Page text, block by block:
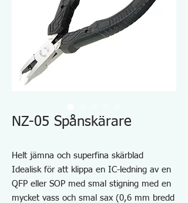
NZ-05 Spånskärare
Helt jämna och superfina skärblad
Idealisk för att klippa en IC-ledning av en
QFP eller SOP med smal stigning med en
mycket vass och smal sax (0,6 mm bredd